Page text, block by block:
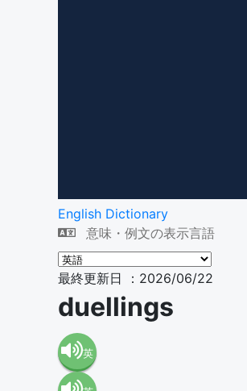
English Dictionary
意味・例文の表示言語
最終更新日 ：2026/06/22
duellings
英